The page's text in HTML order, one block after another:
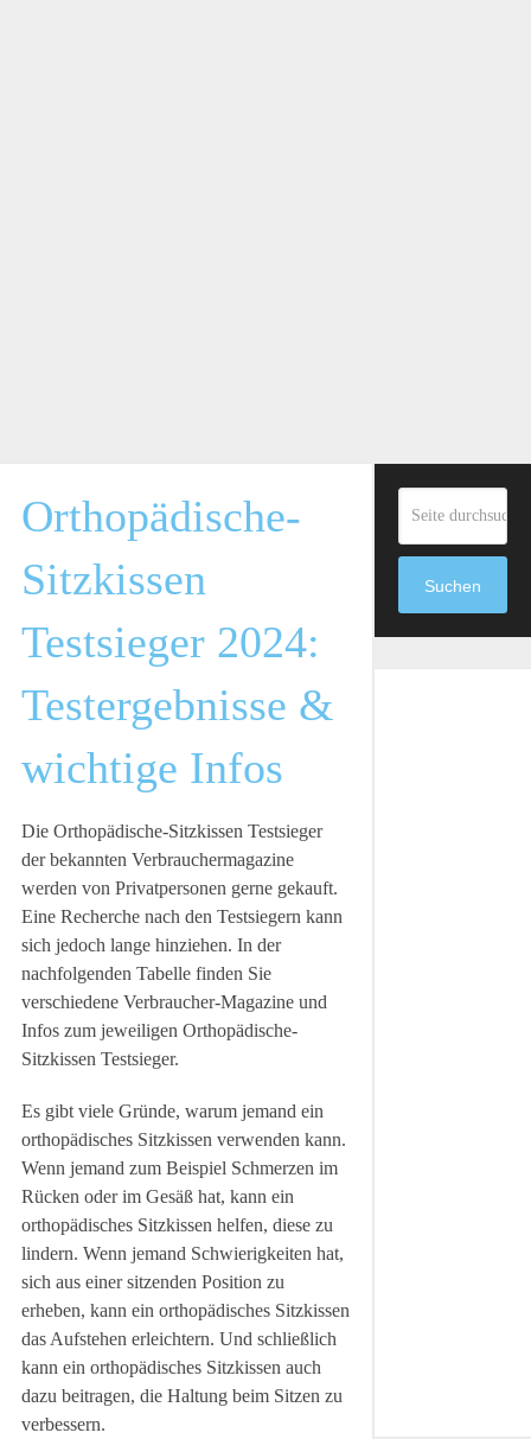
Orthopädische-
Sitzkissen
Testsieger 2024:
Testergebnisse &
wichtige Infos
Die Orthopädische-Sitzkissen Testsieger
der bekannten Verbrauchermagazine
werden von Privatpersonen gerne gekauft.
Eine Recherche nach den Testsiegern kann
sich jedoch lange hinziehen. In der
nachfolgenden Tabelle finden Sie
verschiedene Verbraucher-Magazine und
Infos zum jeweiligen Orthopädische-
Sitzkissen Testsieger.
Es gibt viele Gründe, warum jemand ein
orthopädisches Sitzkissen verwenden kann.
Wenn jemand zum Beispiel Schmerzen im
Rücken oder im Gesäß hat, kann ein
orthopädisches Sitzkissen helfen, diese zu
lindern. Wenn jemand Schwierigkeiten hat,
sich aus einer sitzenden Position zu
erheben, kann ein orthopädisches Sitzkissen
das Aufstehen erleichtern. Und schließlich
kann ein orthopädisches Sitzkissen auch
dazu beitragen, die Haltung beim Sitzen zu
verbessern.
Suchen